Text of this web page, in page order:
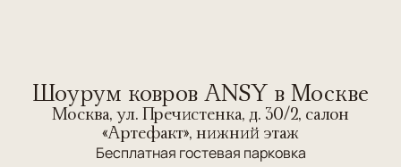
Шоурум ковров ANSY в Москве
Москва, ул. Пречистенка, д. 30/2, салон
«Артефакт», нижний этаж
Бесплатная гостевая парковка